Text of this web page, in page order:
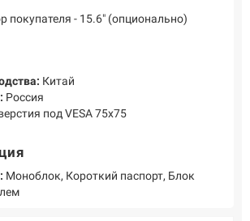
покупателя - 15.6" (опционально)
Китай
Россия
под VESA 75x75
Моноблок, Короткий паспорт, Блок